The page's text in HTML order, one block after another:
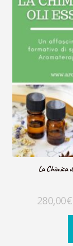
La Chimica
280,00€